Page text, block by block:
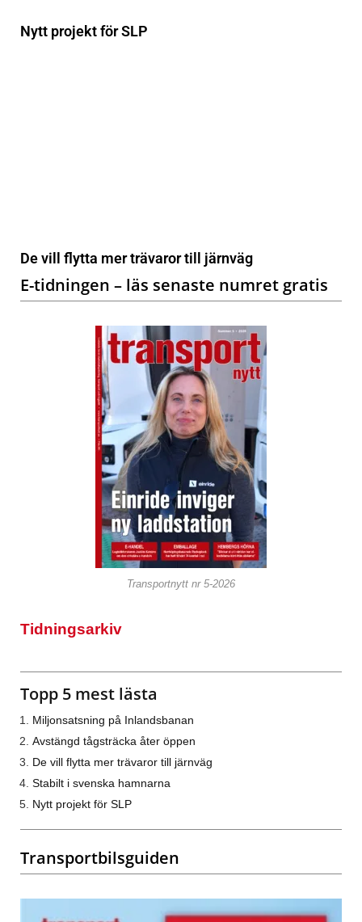
Nytt projekt för SLP
De vill flytta mer trävaror till järnväg
E-tidningen – läs senaste numret gratis
Transportnytt nr 5-2026
Tidningsarkiv
Topp 5 mest lästa
Miljonsatsning på Inlandsbanan
Avstängd tågsträcka åter öppen
De vill flytta mer trävaror till järnväg
Stabilt i svenska hamnarna
Nytt projekt för SLP
Transportbilsguiden